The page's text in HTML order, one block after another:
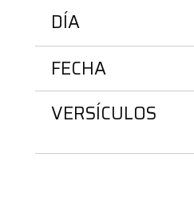
DÍA
FECHA
VERSÍCULOS